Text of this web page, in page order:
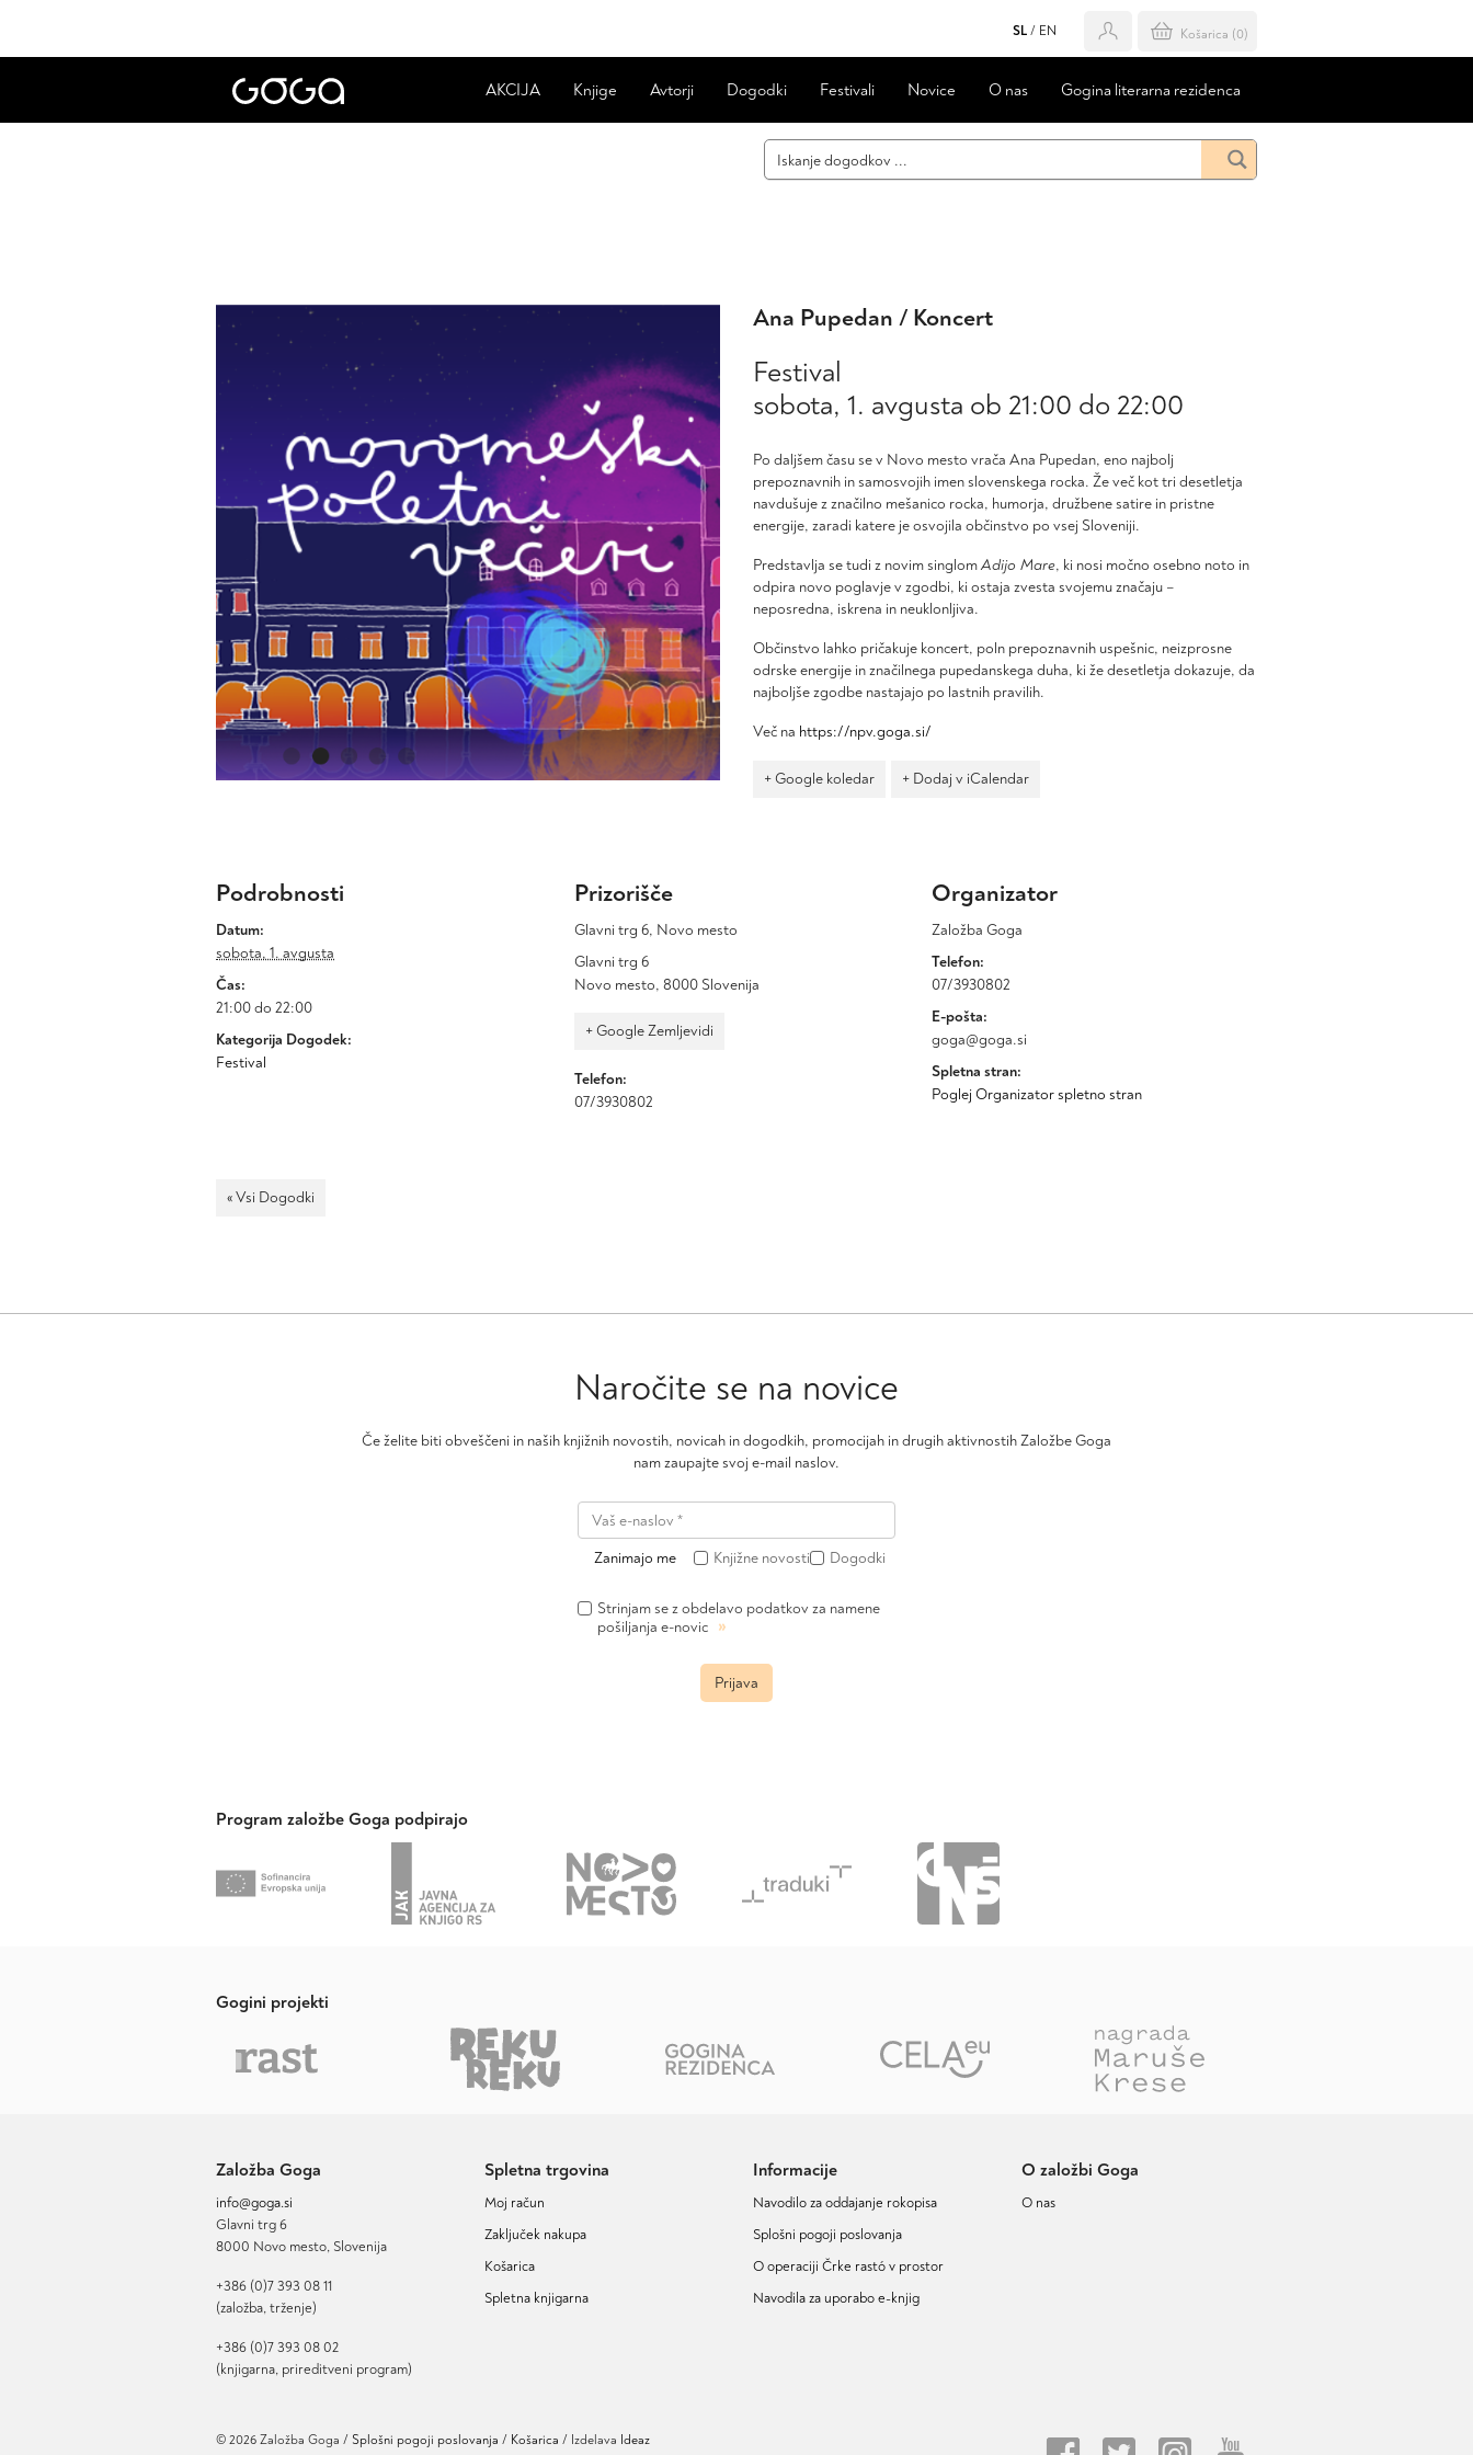
SL / EN Košarica (0)
AKCIJA Knjige Avtorji Dogodki Festivali Novice O nas Gogina literarna rezidenca
Ana Pupedan / Koncert
Festival
sobota, 1. avgusta ob 21:00 do 22:00
Po daljšem času se v Novo mesto vrača Ana Pupedan, eno najbolj
prepoznavnih in samosvojih imen slovenskega rocka. Že več kot tri desetletja
navdušuje z značilno mešanico rocka, humorja, družbene satire in pristne
energije, zaradi katere je osvojila občinstvo po vsej Sloveniji.
Predstavlja se tudi z novim singlomAdijo Mare, ki nosi močno osebno noto in
odpira novo poglavje v zgodbi, ki ostaja zvesta svojemu značaju –
neposredna, iskrena in neuklonljiva.
Občinstvo lahko pričakuje koncert, poln prepoznavnih uspešnic, neizprosne
odrske energije in značilnega pupedanskega duha, ki že desetletja dokazuje, da
najboljše zgodbe nastajajo po lastnih pravilih.
Več na https://npv.goga.si/
+ Google koledar + Dodaj v iCalendar
Podrobnosti
Datum:
sobota, 1. avgusta
Čas:
21:00 do 22:00
Kategorija Dogodek:
Festival
Prizorišče
Glavni trg 6, Novo mesto
Glavni trg 6
Novo mesto, 8000 Slovenija
+ Google Zemljevidi
Telefon:
07/3930802
Organizator
Založba Goga
Telefon:
07/3930802
E-pošta:
goga@goga.si
Spletna stran:
Poglej Organizator spletno stran
« Vsi Dogodki
Naročite se na novice
Če želite biti obveščeni in naših knjižnih novostih, novicah in dogodkih, promocijah in drugih aktivnostih Založbe Goga
nam zaupajte svoj e-mail naslov.
Zanimajo me Knjižne novosti Dogodki
Strinjam se z obdelavo podatkov za namene
pošiljanja e-novic »
Prijava
Program založbe Goga podpirajo
Gogini projekti
Založba Goga
info@goga.si
Glavni trg 6
8000 Novo mesto, Slovenija
+386 (0)7 393 08 11
(založba, trženje)
+386 (0)7 393 08 02
(knjigarna, prireditveni program)
Spletna trgovina
Moj račun
Zaključek nakupa
Košarica
Spletna knjigarna
Informacije
Navodilo za oddajanje rokopisa
Splošni pogoji poslovanja
O operaciji Črke rastó v prostor
Navodila za uporabo e-knjig
O založbi Goga
O nas
© 2026 Založba Goga / Splošni pogoji poslovanja Košarica / Izdelava Ideaz